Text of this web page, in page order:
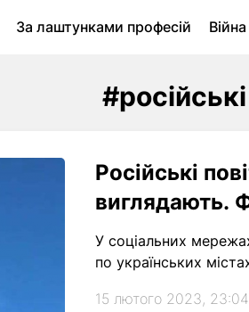
За лаштунками професій Війна
Російські
виглядають.
У соціальних
по українських
15 лютого 2023, 23:04